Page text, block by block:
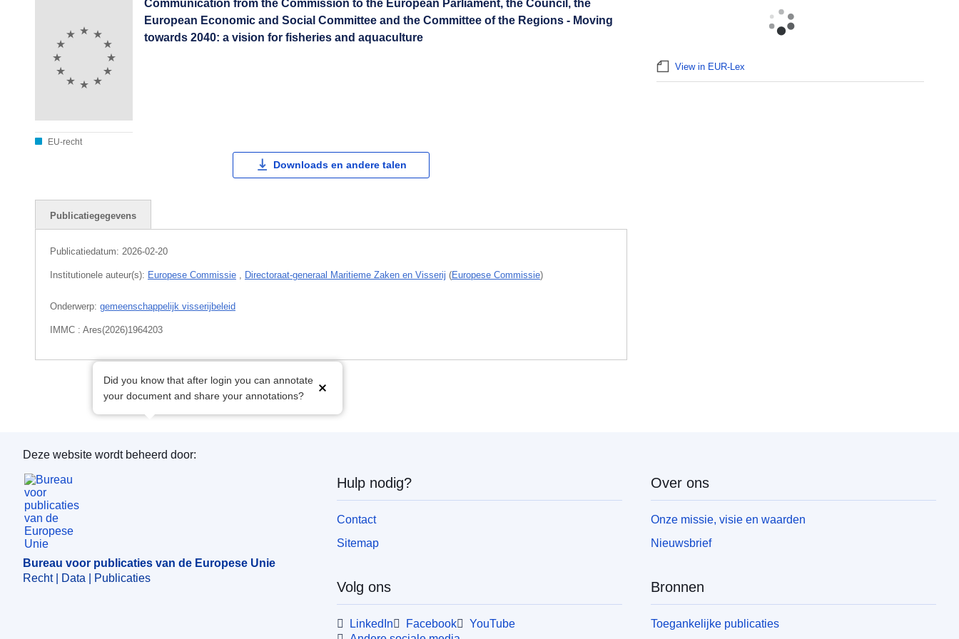
EU-recht
Communication from the Commission to the European Parliament, the Council, the
European Economic and Social Committee and the Committee of the Regions - Moving
towards 2040: a vision for fisheries and aquaculture
Downloads en andere talen
Publicatiegegevens
Publicatiedatum: 2026-02-20
Institutionele auteur(s): Europese Commissie Directoraat-generaal Maritieme Zaken en Visserij (Europese Commissie)
Onderwerp: gemeenschappelijk visserijbeleid
IMMC : Ares(2026)1964203
Did you know that after login you can annotate
your document and share your annotations?
View in EUR-Lex
Bureau voor publicaties van de Europese Unie
Deze website wordt beheerd door:
Bureau voor publicaties van de Europese Unie
Recht | Data | Publicaties
Hulp nodig?
Contact
Sitemap
Volg ons
LinkedIn Facebook
YouTube
Over ons
Onze missie, visie en waarden
Nieuwsbrief
Bronnen
Toegankelijke publicaties